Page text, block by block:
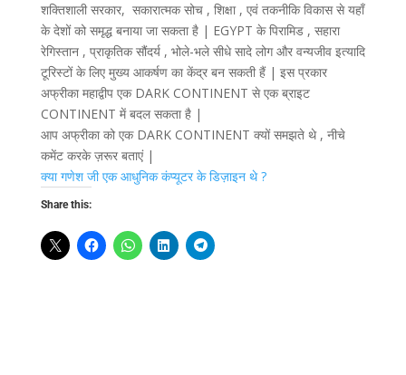
शक्तिशाली सरकार, सकारात्मक सोच , शिक्षा , एवं तकनीकि विकास से यहाँ
के देशों को समृद्ध बनाया जा सकता है | EGYPT के पिरामिड , सहारा
रेगिस्तान , प्राकृतिक सौंदर्य , भोले-भले सीधे सादे लोग और वन्यजीव इत्यादि
टूरिस्टों के लिए मुख्य आकर्षण का केंद्र बन सकती हैं | इस प्रकार
अफ्रीका महाद्वीप एक DARK CONTINENT से एक ब्राइट
CONTINENT में बदल सकता है |
आप अफ्रीका को एक DARK CONTINENT क्यों समझते थे , नीचे
कमेंट करके ज़रूर बताएं |
क्या गणेश जी एक आधुनिक कंप्यूटर के डिज़ाइन थे ?
Share this: